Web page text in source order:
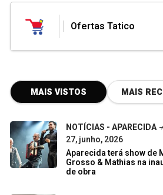
Ofertas Tatico
MAIS VISTOS MAIS
NOTÍCIAS - APARECIDA
27, junho, 2026
Aparecida terá show de
Grosso & Mathias na
de obra